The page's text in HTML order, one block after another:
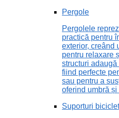
Pergole
Pergolele
practică pentru
exterior, creând
pentru relaxare
structuri adaugă
fiind perfecte
sau pentru a
oferind umbră și
Suporturi